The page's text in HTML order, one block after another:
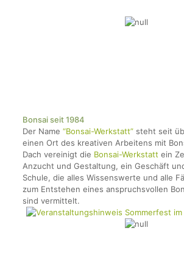
Bonsai seit 1984
Der Name “Bonsai-Werkstatt”steht seit
einen Ort des kreativen Arbeitens mit
Dach vereinigt die Bonsai-Werkstatt ein
Anzucht und Gestaltung, ein Geschäft
Schule, die alles Wissenswerte und alle
zum Entstehen eines anspruchsvollen
sind vermittelt.